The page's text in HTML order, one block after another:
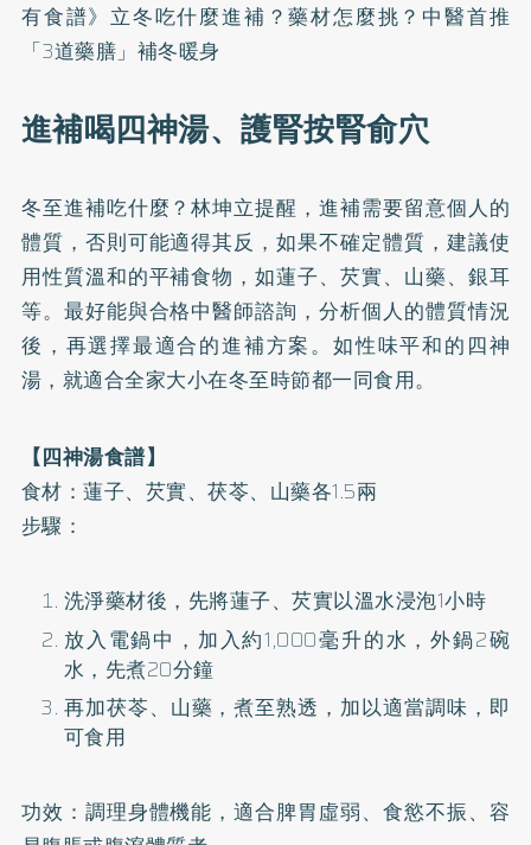
有食譜》立冬吃什麼進補？藥材怎麼挑？中醫首推
「3道藥膳」補冬暖身
進補喝四神湯、護腎按腎俞穴
冬至進補吃什麼？林坤立提醒，進補需要留意個人的
體質，否則可能適得其反，如果不確定體質，建議使
用性質溫和的平補食物，如蓮子、芡實、山藥、銀耳
等。最好能與合格中醫師諮詢，分析個人的體質情況
後，再選擇最適合的進補方案。如性味平和的四神
湯，就適合全家大小在冬至時節都一同食用。
【四神湯食譜】
食材：蓮子、芡實、茯苓、山藥各1.5兩
步驟：
洗淨藥材後，先將蓮子、芡實以溫水浸泡1小時
放入電鍋中，加入約1,000毫升的水，外鍋2碗
水，先煮20分鐘
再加茯苓、山藥，煮至熟透，加以適當調味，即
可食用
功效：調理身體機能，適合脾胃虛弱、食慾不振、容